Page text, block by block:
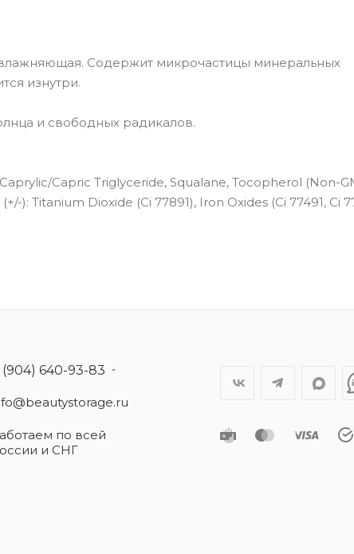
Содержит микрочастицы минеральных
изнутри.
и свободных радикалов.
Capric Triglyceride, Squalane, Tocopherol (Non-
): Titanium Dioxide (Ci 77891), Iron Oxides (Ci 77491, Ci
640-93-83
по всей
и СНГ